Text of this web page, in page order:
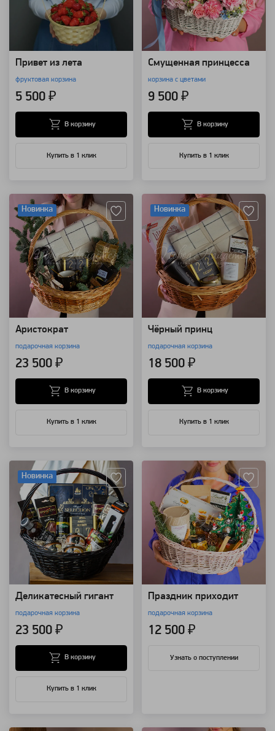
Привет из лета
фруктовая корзина
5 500 ₽
Купить в 1 клик
В корзину
Смущенная принцесса
корзина с цветами
9 500 ₽
Купить в 1 клик
В корзину
Новинка
Аристократ
подарочная корзина
23 500 ₽
Купить в 1 клик
В корзину
Новинка
Чёрный принц
подарочная корзина
18 500 ₽
Купить в 1 клик
В корзину
Новинка
Деликатесный гигант
подарочная корзина
23 500 ₽
Купить в 1 клик
В корзину
Праздник приходит
подарочная корзина
12 500 ₽
Узнать о поступлении